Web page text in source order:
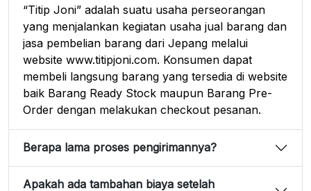
“Titip Joni” adalah suatu usaha perseorangan
yang menjalankan kegiatan usaha jual barang dan
jasa pembelian barang dari Jepang melalui
website www.titipjoni.com. Konsumen dapat
membeli langsung barang yang tersedia di website
baik Barang Ready Stock maupun Barang Pre-
Order dengan melakukan checkout pesanan.
Berapa lama proses pengirimannya?
Apakah ada tambahan biaya setelah